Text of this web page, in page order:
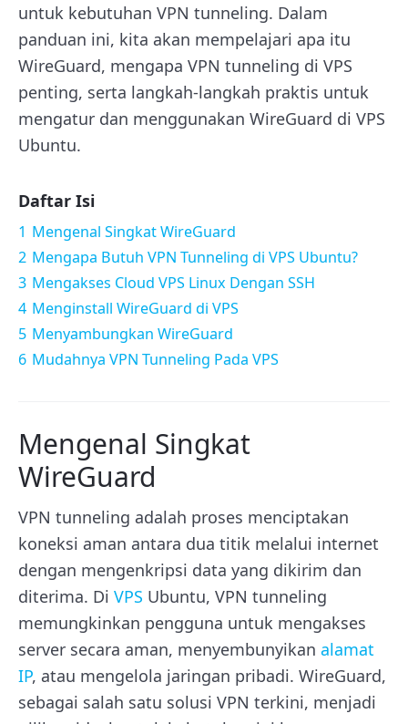
untuk kebutuhan VPN tunneling. Dalam
panduan ini, kita akan mempelajari apa itu
WireGuard, mengapa VPN tunneling di VPS
penting, serta langkah-langkah praktis untuk
mengatur dan menggunakan WireGuard di VPS
Ubuntu.
Daftar Isi
1 Mengenal Singkat WireGuard
2 Mengapa Butuh VPN Tunneling di VPS Ubuntu?
3 Mengakses Cloud VPS Linux Dengan SSH
4 Menginstall WireGuard di VPS
5 Menyambungkan WireGuard
6 Mudahnya VPN Tunneling Pada VPS
Mengenal Singkat
WireGuard
VPN tunneling adalah proses menciptakan
koneksi aman antara dua titik melalui internet
dengan mengenkripsi data yang dikirim dan
diterima. Di VPS Ubuntu, VPN tunneling
memungkinkan pengguna untuk mengakses
server secara aman, menyembunyikan alamat
IP, atau mengelola jaringan pribadi. WireGuard,
sebagai salah satu solusi VPN terkini, menjadi